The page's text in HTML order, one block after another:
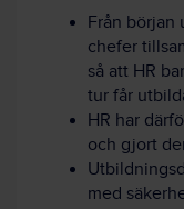
Från början
chefer
så att HR
tur får
HR har
och gjort
med